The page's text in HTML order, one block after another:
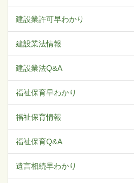
建設業許可早わかり
建設業法情報
建設業法Q&A
福祉保育早わかり
福祉保育情報
福祉保育Q&A
遺言相続早わかり